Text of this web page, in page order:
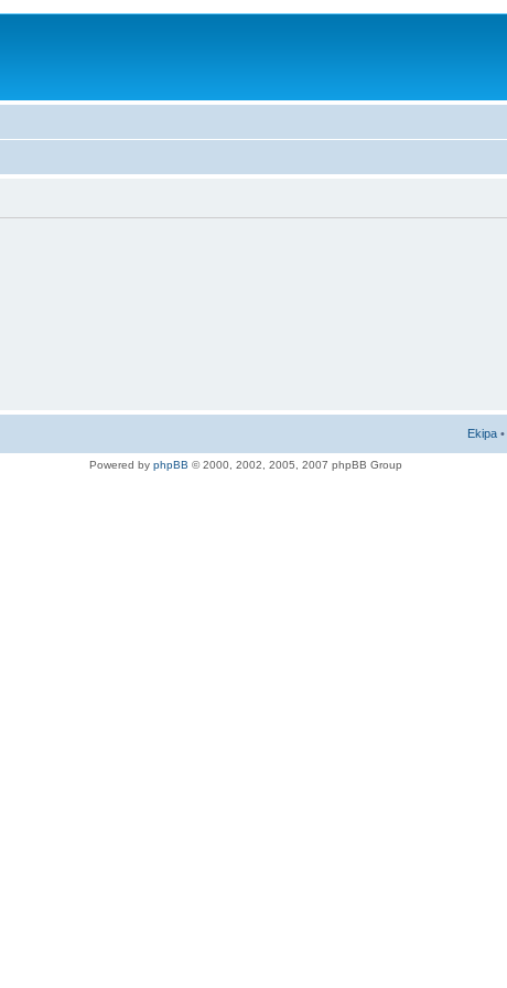
Ekipa •
Powered by phpBB © 2000, 2002, 2005, 2007 phpBB Group